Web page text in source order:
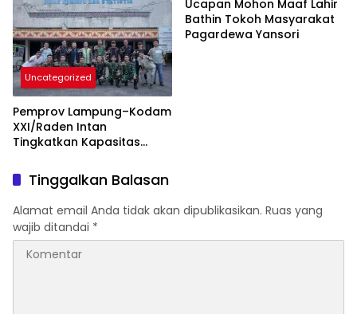
Uncategorized
Pemprov Lampung–Kodam
XXI/Raden Intan
Tingkatkan Kapasitas
Komunikasi Publik
Ucapan Mohon Maaf Lahir
Bathin Tokoh Masyarakat
Pagardewa Yansori
Tinggalkan Balasan
Alamat email Anda tidak akan dipublikasikan. Ruas yang
wajib ditandai *